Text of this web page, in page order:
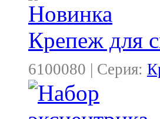
Крепеж для
6100080 | Серия: